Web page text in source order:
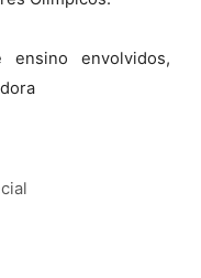
ensino envolvidos,